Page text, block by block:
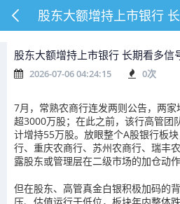
股东大额增持上市银行
股东大额增持上市银行 长期看多信
2026-07-06 04:24:15 0次
7月，常熟农商行连发两则公告，两
超3000万股；在此之前，该行高管团
计增持55万股。放眼整个A股银行板
行、重庆农商行、苏州农商行、瑞丰
露股东或管理层在二级市场的加仓动作
但在股东、高管真金白银积极加码的